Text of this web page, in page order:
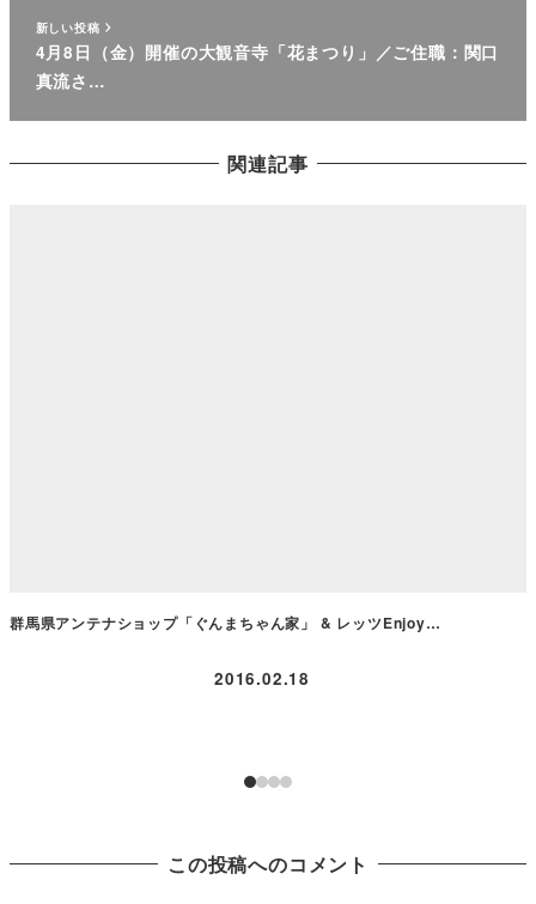
新しい投稿
4月8日（金）開催の大観音寺「花まつり」／ご住職：関口
真流さ…
関連記事
群馬県アンテナショップ「ぐんまちゃん家」 & レッツEnjoy…
2016.02.18
この投稿へのコメント